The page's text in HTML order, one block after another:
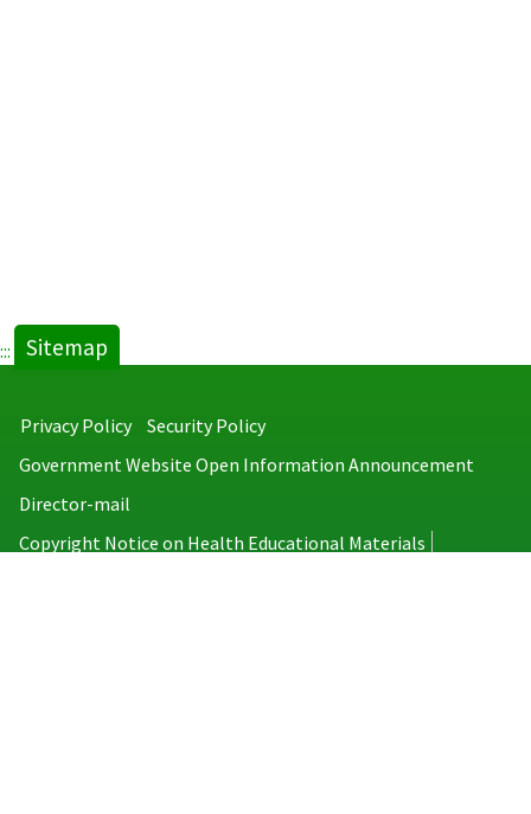
::: Sitemap
Privacy Policy
Security Policy
Government Website Open Information Announcement
Director-mail
Copyright Notice on Health Educational Materials